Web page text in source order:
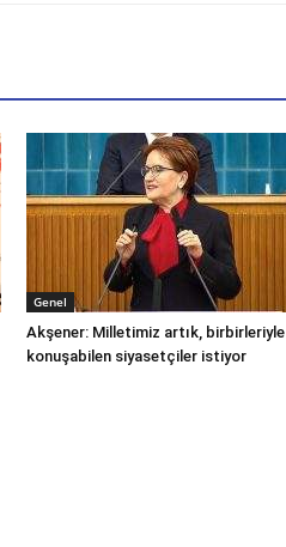
Genel
Akşener: Milletimiz artık, birbirleriyle
konuşabilen siyasetçiler istiyor